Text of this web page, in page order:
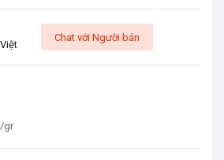
Chat với Người bán
/gr